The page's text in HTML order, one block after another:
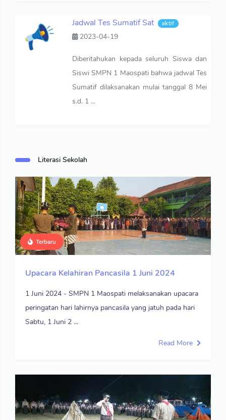
Jadwal Tes Sumatif Sat aktif
2023-04-19
Diberitahukan kepada seluruh Siswa dan
Siswi SMPN 1 Maospati bahwa jadwal Tes
Sumatif dilaksanakan mulai tanggal 8 Mei
s.d. 1 ...
Literasi Sekolah
Terbaru
Upacara Kelahiran Pancasila 1 Juni 2024
1 Juni 2024 - SMPN 1 Maospati melaksanakan upacara
peringatan hari lahirnya pancasila yang jatuh pada hari
Sabtu, 1 Juni 2 ...
Read More